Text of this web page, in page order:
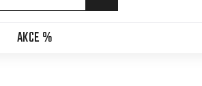
AKCE %